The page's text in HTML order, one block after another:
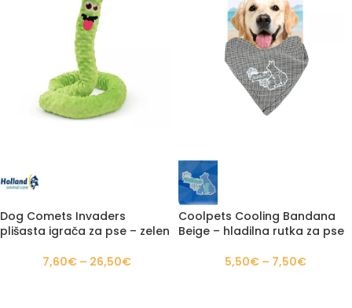
Dog Comets Invaders
plišasta igrača za pse – zelen
7,60€ – 26,50€
Coolpets Cooling Bandana
Beige – hladilna rutka za pse
5,50€ – 7,50€